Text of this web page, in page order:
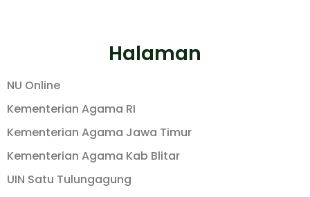
Halaman
NU Online
Kementerian Agama RI
Kementerian Agama Jawa Timur
Kementerian Agama Kab Blitar
UIN Satu Tulungagung